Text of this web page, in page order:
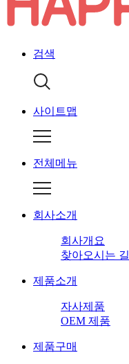
검색
사이트맵
전체메뉴
회사소개
회사개요
찾아오시는 길
제품소개
자사제품
OEM 제품
제품구매